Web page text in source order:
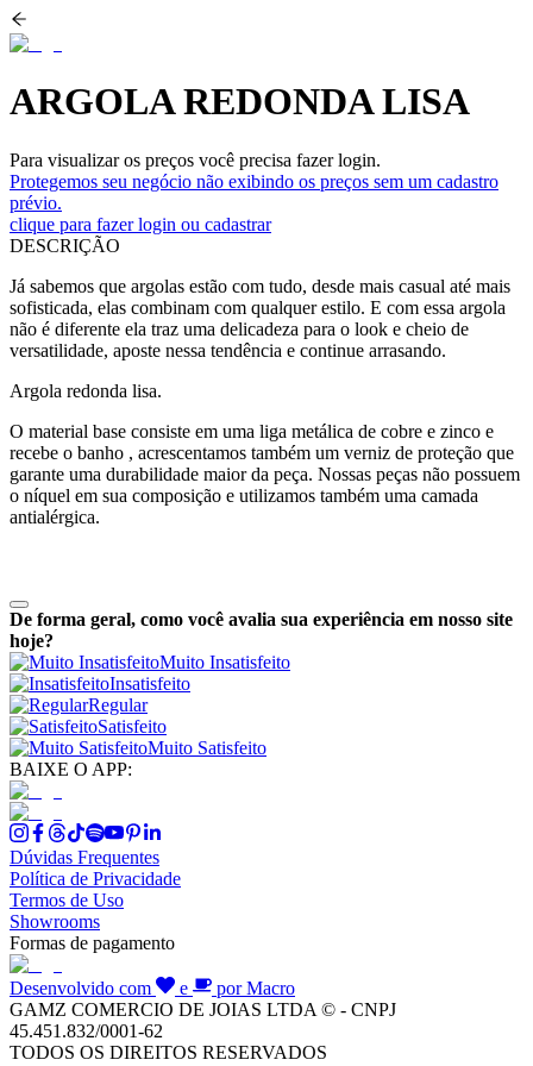
ARGOLA REDONDA LISA
Para visualizar os preços você precisa fazer login.
Protegemos seu negócio não exibindo os preços sem um cadastro
prévio.
clique para fazer login ou cadastrar
DESCRIÇÃO
Já sabemos que argolas estão com tudo, desde mais casual até mais
sofisticada, elas combinam com qualquer estilo. E com essa argola
não é diferente ela traz uma delicadeza para o look e cheio de
versatilidade, aposte nessa tendência e continue arrasando.
Argola redonda lisa.
O material base consiste em uma liga metálica de cobre e zinco e
recebe o banho , acrescentamos também um verniz de proteção que
garante uma durabilidade maior da peça. Nossas peças não possuem
o níquel em sua composição e utilizamos também uma camada
antialérgica.
De forma geral, como você avalia sua experiência em nosso site
hoje?
Muito Insatisfeito
Insatisfeito
Regular
Satisfeito
Muito Satisfeito
BAIXE O APP:
Dúvidas Frequentes
Política de Privacidade
Termos de Uso
Showrooms
Formas de pagamento
Desenvolvido com e
por Macro
GAMZ COMERCIO DE JOIAS LTDA © - CNPJ
45.451.832/0001-62
TODOS OS DIREITOS RESERVADOS